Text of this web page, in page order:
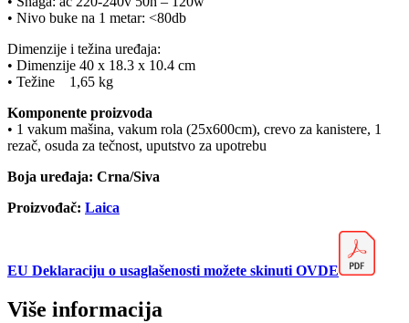
• Nivo buke na 1 metar: <80db
Dimenzije i težina uređaja:
• Dimenzije 40 x 18.3 x 10.4 cm
• Težine 1,65 kg
Komponente proizvoda
• 1 vakum mašina, vakum rola (25x600cm), crevo za kanistere, 1
rezač, osuda za tečnost, uputstvo za upotrebu
Boja uređaja: Crna/Siva
Proizvođač: Laica
EU Deklaraciju o usaglašenosti možete skinuti OVDE
Više informacija